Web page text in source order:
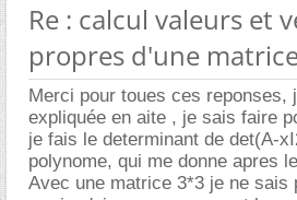
Re : calcul valeurs et
propres d'une
Merci pour toues ces reponses,
expliquée en aite , je sais faire
je fais le determinant de det(A-
polynome, qui me donne apres
Avec une matrice 3*3 je ne sais